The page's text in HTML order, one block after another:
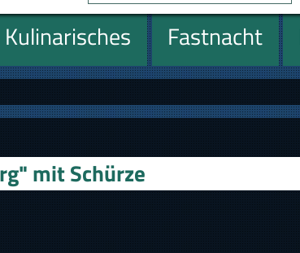
Kulinarisches Fastnacht
mit Schürze